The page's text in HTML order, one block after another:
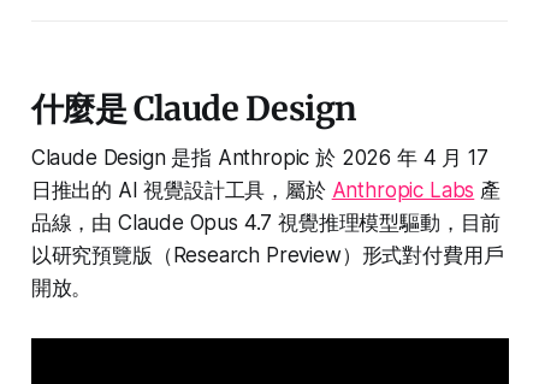
什麼是 Claude Design
Claude Design 是指 Anthropic 於 2026 年 4 月 17
日推出的 AI 視覺設計工具，屬於 Anthropic Labs 產
品線，由 Claude Opus 4.7 視覺推理模型驅動，目前
以研究預覽版（Research Preview）形式對付費用戶
開放。